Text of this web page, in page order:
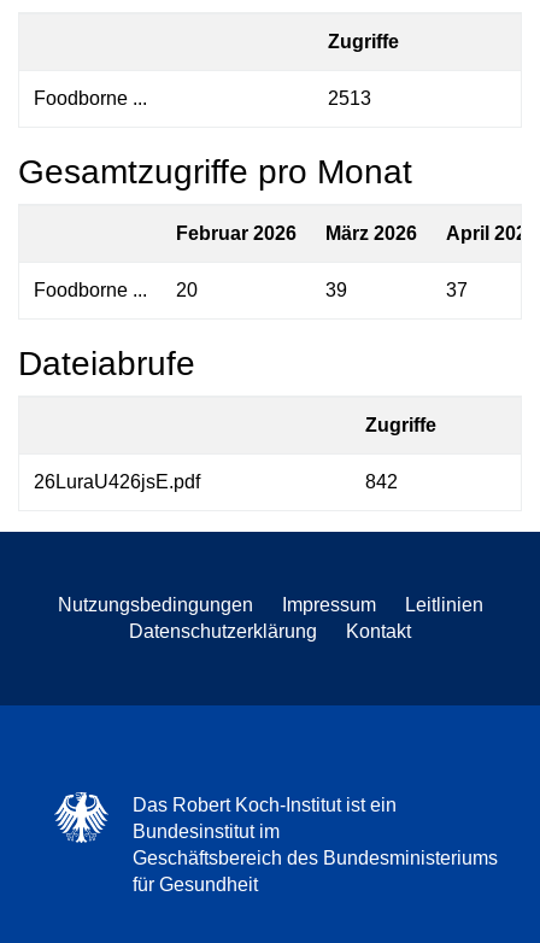
Zugriffe
Foodborne ... 2513
Gesamtzugriffe pro Monat
Februar 2026 März 2026 April 2026
Foodborne ... 20 39 37
Dateiabrufe
Zugriffe
26LuraU426jsE.pdf 842
Nutzungsbedingungen Impressum
Leitlinien
Datenschutzerklärung
Kontakt
Das Robert Koch-Institut ist ein
Bundesinstitut im
Geschäftsbereich des Bundesministeriums
für Gesundheit